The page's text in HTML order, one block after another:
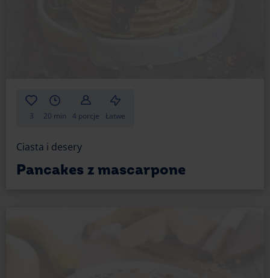
3 20 min 4 porcje Łatwe
Ciasta i desery
Pancakes z mascarpone